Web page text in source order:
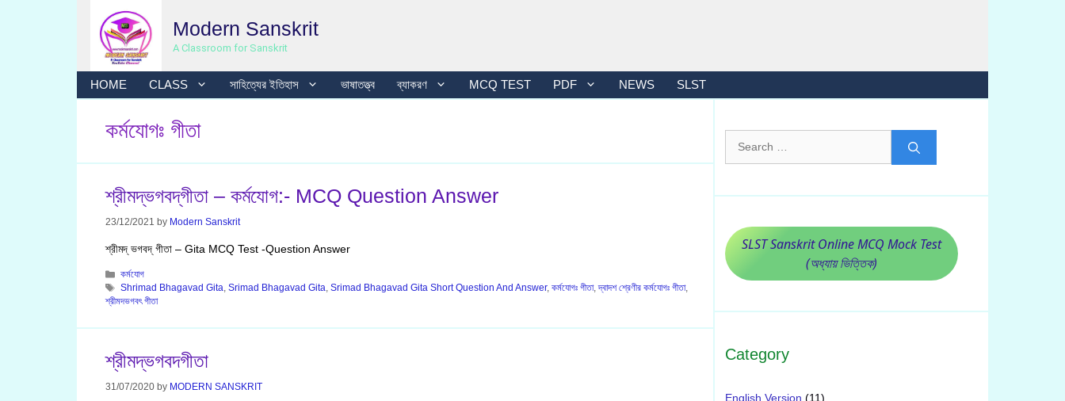
Modern Sanskrit
A Classroom for Sanskrit
HOME CLASS সাহিত্যের ইতিহাস ভাষাতত্ত্ব ব্যাকরণ MCQ TEST PDF NEWS SLST
কর্মযোগঃ গীতা
শ্রীমদ্‌ভগবদ্‌গীতা – কর্মযোগ:- MCQ Question Answer
23/12/2021 by Modern Sanskrit
শ্রীমদ্‌ ভগবদ্‌ গীতা – Gita MCQ Test -Question Answer
Categories
কর্মযোগ
Tags
Shrimad Bhagavad Gita,Srimad Bhagavad Gita,Srimad Bhagavad Gita Short Question And Answer,কর্মযোগঃ গীতা,দ্বাদশ শ্রেণীর কর্মযোগঃ গীতা,
শ্রীমদভগবৎ গীতা
শ্রীমদ্ভগবদগীতা
31/07/2020 by MODERN SANSKRIT
for:
SLST Sanskrit Online MCQ Mock Test
(অধ্যায় ভিত্তিক)
Category
English Version (11)